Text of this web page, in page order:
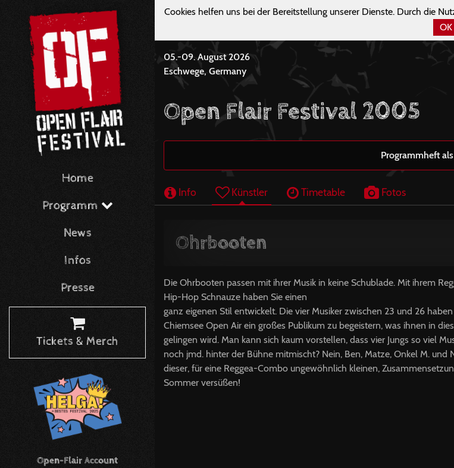
Home
Programm
News
Infos
Presse
Tickets & Merch
Open-Flair Account
Cookies helfen uns bei der Bereitstellung unserer Dienste. Durch die
OK
05.-09. August 2026
Eschwege, Germany
Open Flair Festival 2005
Programmheft
Info Künstler Timetable Fotos
Ohrbooten
Die Ohrbooten passen mit ihrer Musik in keine Schublade. Mit ihrem
Hip-Hop Schnauze haben Sie einen
ganz eigenen Stil entwickelt. Die vier Musiker zwischen 23 und 26
Chiemsee Open Air ein großes Publikum zu begeistern, was ihnen in
gelingen wird. Man kann sich kaum vorstellen, dass vier Jungs so viel
noch jmd. hinter der Bühne mitmischt? Nein, Ben, Matze, Onkel M. und
dieser, für eine Reggea-Combo ungewöhnlich kleinen,
Sommer versüßen!